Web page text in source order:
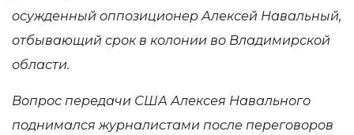
осужденный оппозиционер Алексей Навальный,
отбывающий срок в колонии во Владимирской
области.
Вопрос передачи США Алексея Навального
поднимался журналистами после переговоров